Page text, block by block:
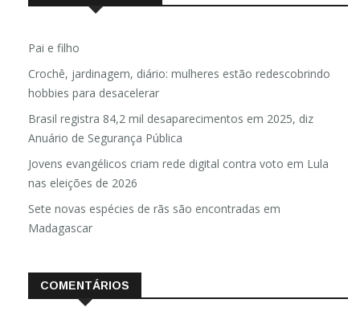
Pai e filho
Crochê, jardinagem, diário: mulheres estão redescobrindo
hobbies para desacelerar
Brasil registra 84,2 mil desaparecimentos em 2025, diz
Anuário de Segurança Pública
Jovens evangélicos criam rede digital contra voto em Lula
nas eleições de 2026
Sete novas espécies de rãs são encontradas em
Madagascar
COMENTÁRIOS